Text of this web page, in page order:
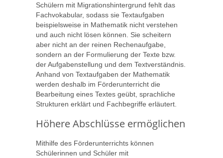
Schülern mit Migrationshintergrund fehlt das
Fachvokabular, sodass sie Textaufgaben
beispielsweise in Mathematik nicht verstehen
und auch nicht lösen können. Sie scheitern
aber nicht an der reinen Rechenaufgabe,
sondern an der Formulierung der Texte bzw.
der Aufgabenstellung und dem Textverständnis.
Anhand von Textaufgaben der Mathematik
werden deshalb im Förderunterricht die
Bearbeitung eines Textes geübt, sprachliche
Strukturen erklärt und Fachbegriffe erläutert.
Höhere Abschlüsse ermöglichen
Mithilfe des Förderunterrichts können
Schülerinnen und Schüler mit